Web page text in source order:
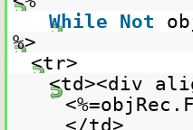
While Not
%>
<tr>
<td><div
</td>